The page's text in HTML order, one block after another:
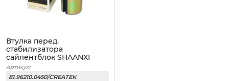
Втулка перед.
cтабилизатора
сайлентблок SHAANXI
CREATEK
Артикул:
81.96210.0450/CREATEK